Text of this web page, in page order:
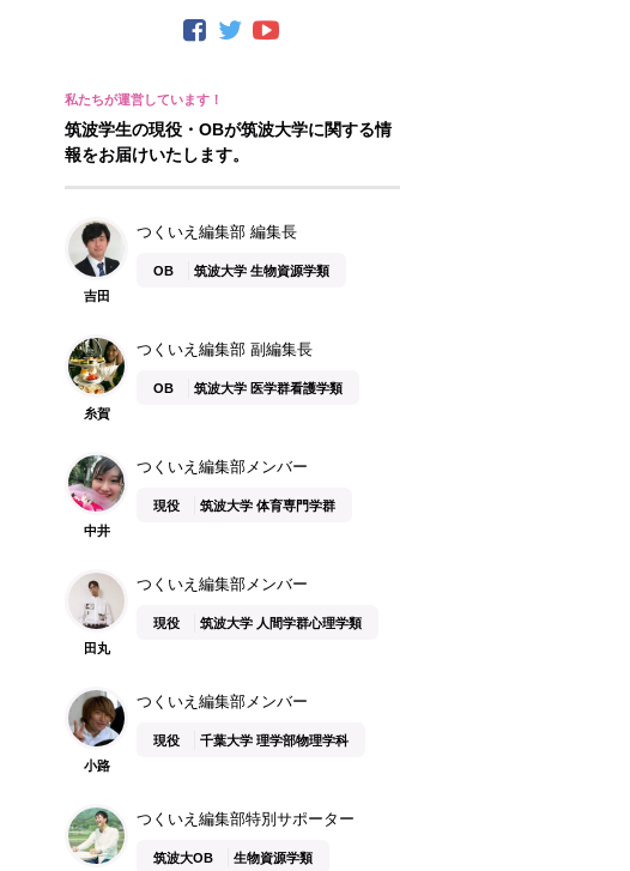
筑波学生の現役・OBが筑波大学に関する情
報をお届けいたします。
吉田
つくいえ編集部 編集長
OB 筑波大学 生物資源学類
糸賀
つくいえ編集部 副編集長
OB 筑波大学 医学群看護学類
中井
つくいえ編集部メンバー
現役 筑波大学 体育専門学群
田丸
つくいえ編集部メンバー
現役 筑波大学 人間学群心理学類
小路
つくいえ編集部メンバー
現役 千葉大学 理学部物理学科
つくいえ編集部特別サポーター
筑波大OB 生物資源学類